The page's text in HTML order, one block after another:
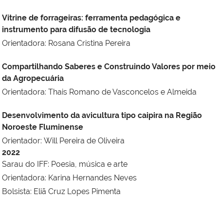
Vitrine de forrageiras: ferramenta pedagógica e
instrumento para difusão de tecnologia
Orientadora: Rosana Cristina Pereira
Compartilhando Saberes e Construindo Valores por meio
da Agropecuária
Orientadora: Thais Romano de Vasconcelos e Almeida
Desenvolvimento da avicultura tipo caipira na Região
Noroeste Fluminense
Orientador: Will Pereira de Oliveira
2022
Sarau do IFF: Poesia, música e arte
Orientadora: Karina Hernandes Neves
Bolsista: Eliã Cruz Lopes Pimenta